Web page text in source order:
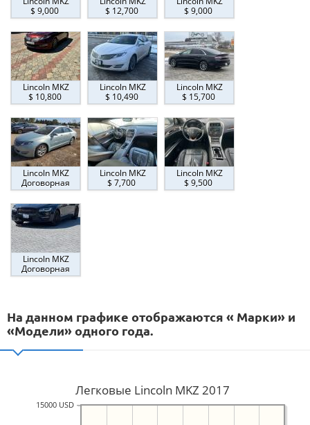
$ 9,000
$ 12,700
$ 9,000
Lincoln MKZ
$ 10,800
Lincoln MKZ
$ 10,490
Lincoln MKZ
$ 15,700
Lincoln MKZ
Договорная
Lincoln MKZ
$ 7,700
Lincoln MKZ
$ 9,500
Lincoln MKZ
Договорная
На данном графике отображаются « Марки» и
«Модели» одного года.
Легковые Lincoln MKZ 2017
15000 USD